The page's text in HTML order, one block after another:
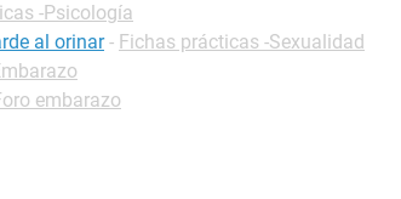
-Psicología
al orinar - Fichas prácticas -Sexualidad
embarazo